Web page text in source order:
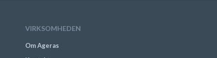
VIRKSOMHEDEN
Om Ageras